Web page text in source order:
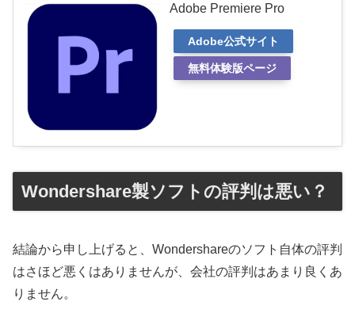
Adobe Premiere Pro
Adobe公式サイト
無料体験版ページ
Wondershare製ソフトの評判は悪い？
結論から申し上げると、Wondershareのソフト自体の評判
はさほど悪くはありませんが、会社の評判はあまり良くあ
りません。